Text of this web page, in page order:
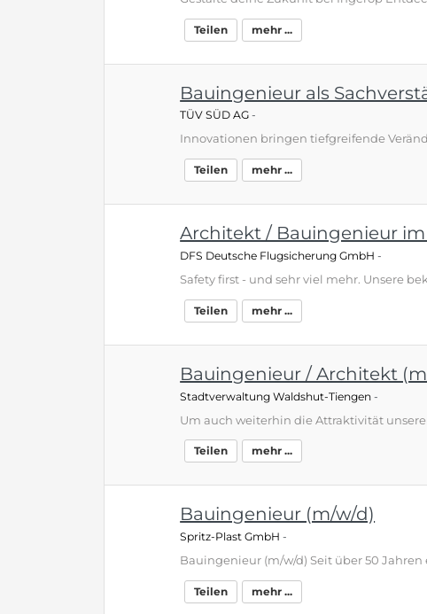
Teilen mehr ...
Bauingenieur als
TÜV SÜD AG-
Teilen mehr ...
Architekt / Bauingenieur
DFS Deutsche Flugsicherung GmbH-
Teilen mehr ...
Bauingenieur / Architekt
Stadtverwaltung Waldshut-Tiengen-
Teilen mehr ...
Bauingenieur (m/w/d)
Spritz-Plast GmbH-
Teilen mehr ...